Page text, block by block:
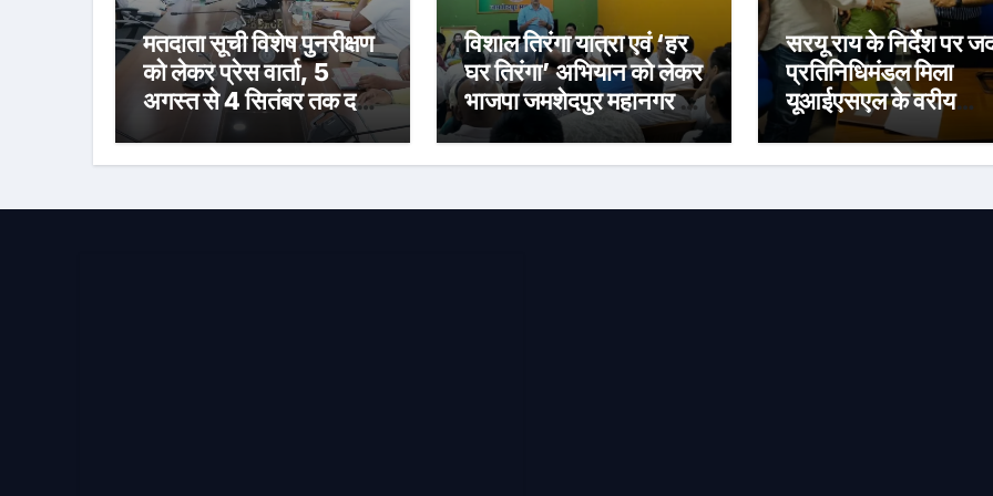
मतदाता सूची विशेष पुनरीक्षण
को लेकर प्रेस वार्ता, 5
अगस्त से 4 सितंबर तक दर्ज
होंगे दावा-आपत्ति
विशाल तिरंगा यात्रा एवं ‘हर
घर तिरंगा’ अभियान को लेकर
भाजपा जमशेदपुर महानगर की
तैयारियां हुई तेज, 9 अगस्त
को साकची नेताजी सुभाष
तिरंगा यात्रा
सरयू राय के निर्देश पर
प्रतिनिधिमंडल मिला
यूआईएसएल के वरीय
महाप्रबंधक से, ज्ञापन
कंपनी की टीम क्षेत्र का
करवाएगीःसीनियर जीएम